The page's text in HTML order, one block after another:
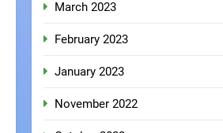
March 2023
February 2023
January 2023
November 2022